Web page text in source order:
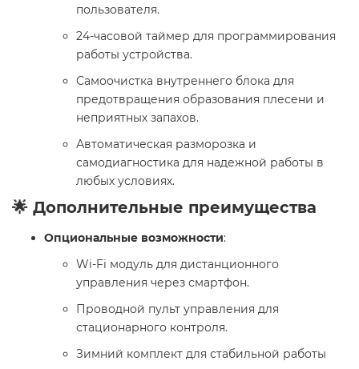
пользователя.
24-часовой таймер для программирования
работы устройства.
Самоочистка внутреннего блока для
предотвращения образования плесени и
неприятных запахов.
Автоматическая разморозка и
самодиагностика для надежной работы в
любых условиях.
🌟 Дополнительные преимущества
Опциональные возможности:
Wi-Fi модуль для дистанционного
управления через смартфон.
Проводной пульт управления для
стационарного контроля.
Зимний комплект для стабильной работы